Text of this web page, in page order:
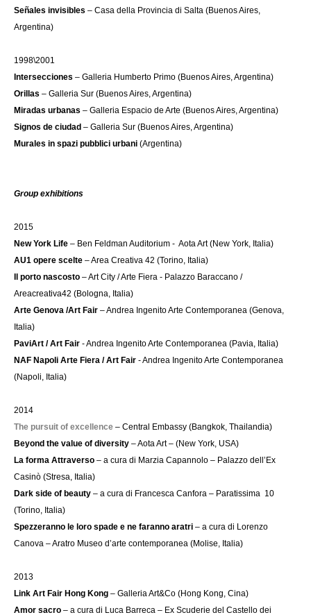
Señales invisibles – Casa della Provincia di Salta (Buenos Aires,
Argentina)
1998\2001
Intersecciones – Galleria Humberto Primo (Buenos Aires, Argentina)
Orillas – Galleria Sur (Buenos Aires, Argentina)
Miradas urbanas – Galleria Espacio de Arte (Buenos Aires, Argentina)
Signos de ciudad – Galleria Sur (Buenos Aires, Argentina)
Murales in spazi pubblici urbani (Argentina)
Group exhibitions
2015
New York Life – Ben Feldman Auditorium - Aota Art (New York, Italia)
AU1 opere scelte – Area Creativa 42 (Torino, Italia)
Il porto nascosto – Art City / Arte Fiera - Palazzo Baraccano /
Areacreativa42 (Bologna, Italia)
Arte Genova /Art Fair – Andrea Ingenito Arte Contemporanea (Genova,
Italia)
PaviArt / Art Fair - Andrea Ingenito Arte Contemporanea (Pavia, Italia)
NAF Napoli Arte Fiera / Art Fair - Andrea Ingenito Arte Contemporanea
(Napoli, Italia)
2014
The pursuit of excellence – Central Embassy (Bangkok, Thailandia)
Beyond the value of diversity – Aota Art – (New York, USA)
La forma Attraverso – a cura di Marzia Capannolo – Palazzo dell’Ex
Casinò (Stresa, Italia)
Dark side of beauty – a cura di Francesca Canfora – Paratissima 10
(Torino, Italia)
Spezzeranno le loro spade e ne faranno aratri – a cura di Lorenzo
Canova – Aratro Museo d’arte contemporanea (Molise, Italia)
2013
Link Art Fair Hong Kong – Galleria Art&Co (Hong Kong, Cina)
Amor sacro – a cura di Luca Barreca – Ex Scuderie del Castello dei